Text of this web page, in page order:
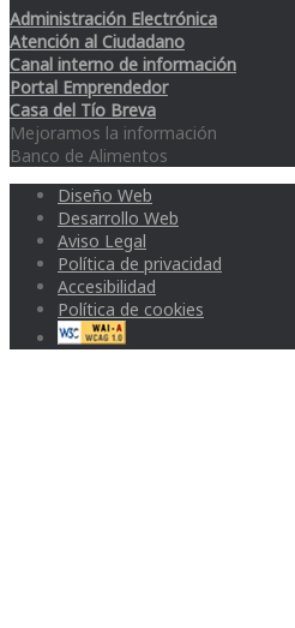
Administración Electrónica
Atención al Ciudadano
Canal interno de información
Portal Emprendedor
Casa del Tío Breva
Mejoramos la información
Banco de Alimentos
Diseño Web
Desarrollo Web
Aviso Legal
Política de privacidad
Accesibilidad
Política de cookies